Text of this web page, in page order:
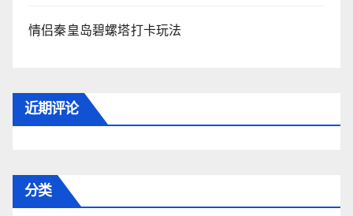
情侣秦皇岛碧螺塔打卡玩法
近期评论
分类